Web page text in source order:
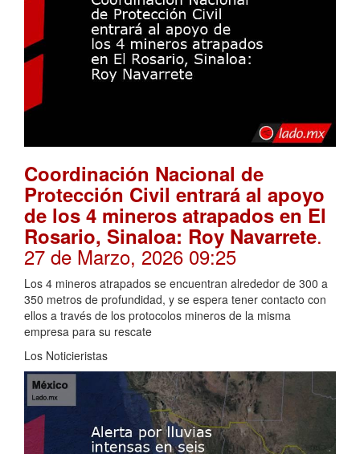
Coordinación Nacional de
Protección Civil entrará al apoyo
de los 4 mineros atrapados en El
Rosario, Sinaloa: Roy Navarrete.
27 de Marzo, 2026 09:25
Los 4 mineros atrapados se encuentran alrededor de 300 a
350 metros de profundidad, y se espera tener contacto con
ellos a través de los protocolos mineros de la misma
empresa para su rescate
Los Noticieristas